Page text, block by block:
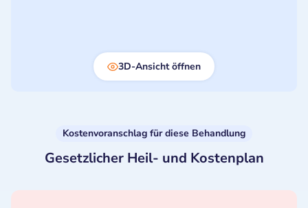
3D-Ansicht öffnen
Kostenvoranschlag für diese Behandlung
Gesetzlicher Heil- und Kostenplan